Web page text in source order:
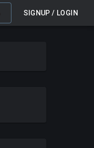
SIGNUP / LOGIN